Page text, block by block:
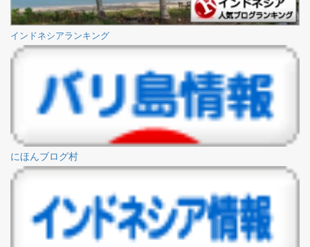
インドネシアランキング
にほんブログ村